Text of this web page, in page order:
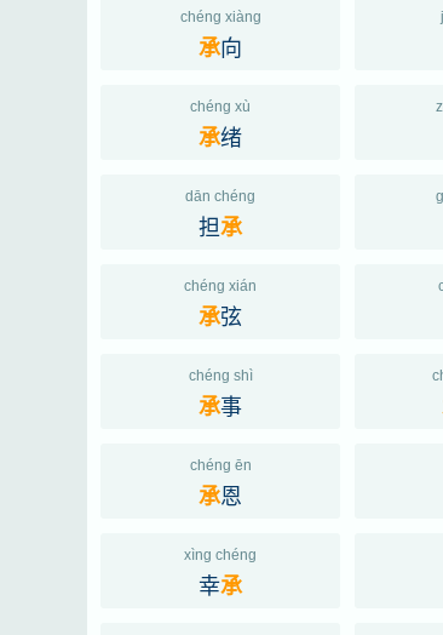
chéng xiàng
承向
chéng xù
承绪
dān chéng
担承
chéng xián
承弦
chéng shì
承事
chéng ēn
承恩
xìng chéng
幸承